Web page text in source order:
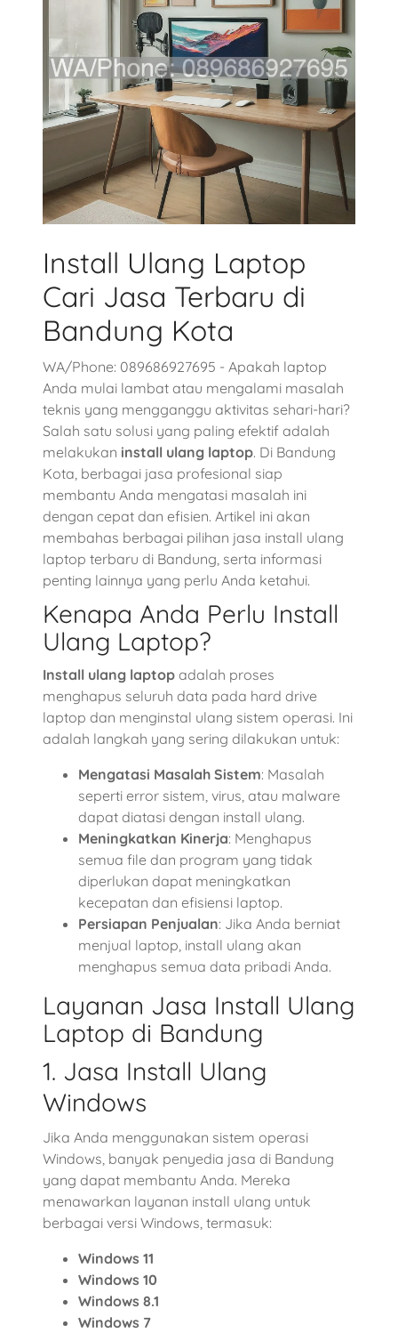
Install Ulang Laptop
Cari Jasa Terbaru di
Bandung Kota
WA/Phone: 089686927695 - Apakah laptop
Anda mulai lambat atau mengalami masalah
teknis yang mengganggu aktivitas sehari-hari?
Salah satu solusi yang paling efektif adalah
melakukan install ulang laptop. Di Bandung
Kota, berbagai jasa profesional siap
membantu Anda mengatasi masalah ini
dengan cepat dan efisien. Artikel ini akan
membahas berbagai pilihan jasa install ulang
laptop terbaru di Bandung, serta informasi
penting lainnya yang perlu Anda ketahui.
Kenapa Anda Perlu Install
Ulang Laptop?
Install ulang laptop adalah proses
menghapus seluruh data pada hard drive
laptop dan menginstal ulang sistem operasi. Ini
adalah langkah yang sering dilakukan untuk:
Mengatasi Masalah Sistem: Masalah
seperti error sistem, virus, atau malware
dapat diatasi dengan install ulang.
Meningkatkan Kinerja: Menghapus
semua file dan program yang tidak
diperlukan dapat meningkatkan
kecepatan dan efisiensi laptop.
Persiapan Penjualan: Jika Anda berniat
menjual laptop, install ulang akan
menghapus semua data pribadi Anda.
Layanan Jasa Install Ulang
Laptop di Bandung
1. Jasa Install Ulang
Windows
Jika Anda menggunakan sistem operasi
Windows, banyak penyedia jasa di Bandung
yang dapat membantu Anda. Mereka
menawarkan layanan install ulang untuk
berbagai versi Windows, termasuk:
Windows 11
Windows 10
Windows 8.1
Windows 7